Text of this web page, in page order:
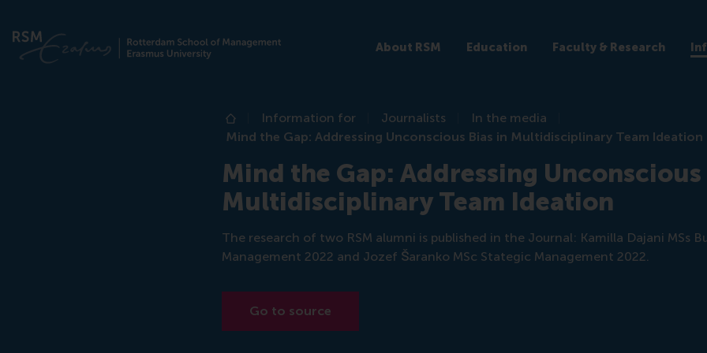
About RSM Education Faculty & Research
Home
Information for Journalists
In the media
Mind the Gap: Addressing Unconscious Bias in Multidisciplinary Team Ideation
Mind the Gap: Addressing Unconscious
Multidisciplinary Team Ideation
The research of two RSM alumni is published in the Journal: Kamilla Dajani MSs
Management 2022 and Jozef Šaranko MSc Stategic Management 2022.
Go to source